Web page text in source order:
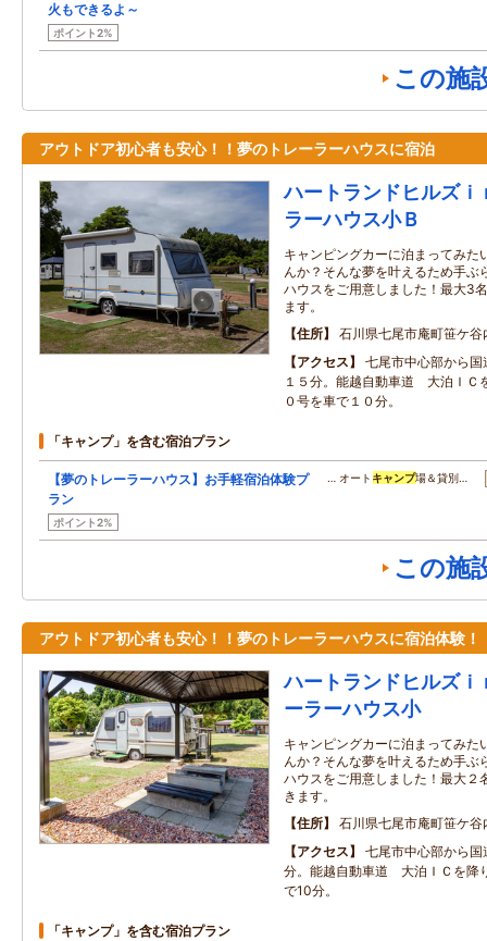
火もできるよ～
ポイント2%
この施
アウトドア初心者も安心！！夢のトレーラーハウスに宿泊
ハートランドヒルズｉ
ラーハウス小Ｂ
キャンピングカーに泊まってみた
んか？そんな夢を叶えるため手ぶ
ハウスをご用意しました！最大3
ます。
住所
石川県七尾市庵町笹ケ谷
アクセス
七尾市中心部から
１５分。能越自動車道 大泊ＩＣ
０号を車で１０分。
「キャンプ」を含む宿泊プラン
【夢のトレーラーハウス】お手軽宿泊体験プ
ラン
ポイント2%
… オート キャンプ場＆貸別…
この施
アウトドア初心者も安心！！夢のトレーラーハウスに宿泊体験！
ハートランドヒルズ
ーラーハウス小
キャンピングカーに泊まってみた
んか？そんな夢を叶えるため手ぶ
ハウスをご用意しました！最大２
きます。
住所
石川県七尾市庵町笹ケ谷
アクセス
七尾市中心部から
分。能越自動車道 大泊ＩＣを降
で10分。
「キャンプ」を含む宿泊プラン